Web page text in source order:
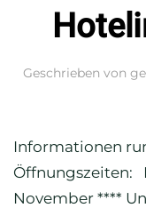
Geschrieben von
Informationen
Öffnungszeiten:
November ****